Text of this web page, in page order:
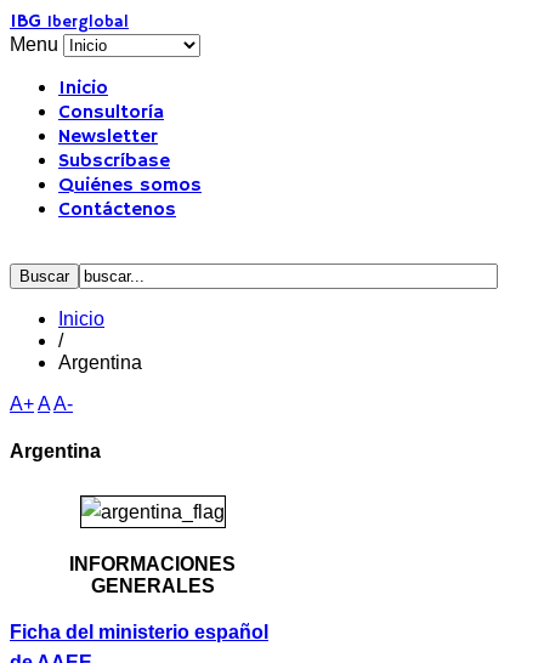
IBG Iberglobal
Menu
Inicio
Consultoría
Newsletter
Subscríbase
Quiénes somos
Contáctenos
Inicio
/
Argentina
A+AA-
Argentina
INFORMACIONES
GENERALES
Ficha del ministerio español